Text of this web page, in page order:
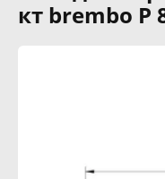
кт brembo P